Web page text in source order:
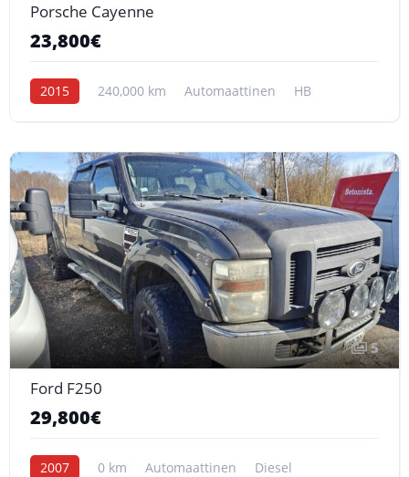
Porsche Cayenne
23,800€
2015 240,000 km Automaattinen HB
5
Ford F250
29,800€
2007 0 km Automaattinen Diesel